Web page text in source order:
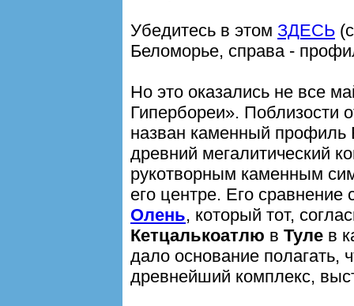
Убедитесь в этом ЗДЕСЬ
Беломорье, справа -
Но это оказались не все
Гипербореи». Поблизости
назван каменный
древний мегалитический
рукотворным каменным
его центре. Его сравнение
Олень, который тот,
Кетцалькоатлю в Туле в
дало основание полагать,
древнейший комплекс,